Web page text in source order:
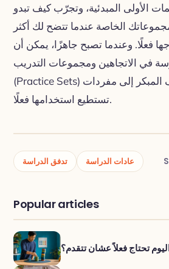
الأولى المبدئية، وتجرّب كيف تبدو
الخاصة عندما تتضح لك أكثر
فعلًا. وعندما تصبح جاهزًا، يمكن أن
في الاتجاهين ومجموعات التدريب
(Practice Sets) على تحويل التعرّف المبكر إلى مفردات
تستطيع استخدامها فعلًا.
تدفق الدراسة عادات الدراسة
Popular articles
تحتاج فعلاً عشان تتقدم؟